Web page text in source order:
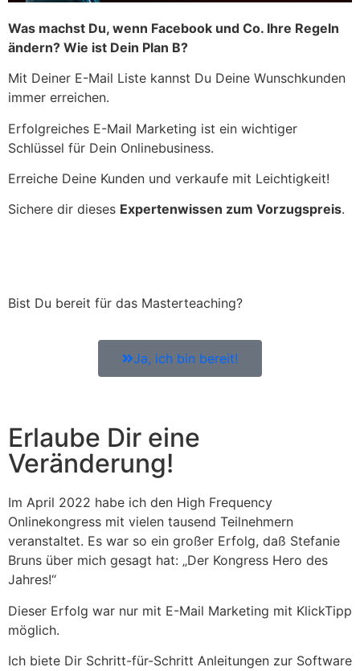
Was machst Du, wenn Facebook und Co. Ihre Regeln
ändern? Wie ist Dein Plan B?
Mit Deiner E-Mail Liste kannst Du Deine Wunschkunden
immer erreichen.
Erfolgreiches E-Mail Marketing ist ein wichtiger
Schlüssel für Dein Onlinebusiness.
Erreiche Deine Kunden und verkaufe mit Leichtigkeit!
Sichere dir dieses Expertenwissen zum Vorzugspreis.
Bist Du bereit für das Masterteaching?
Ja, ich bin bereit!
Erlaube Dir eine
Veränderung!
Im April 2022 habe ich den High Frequency
Onlinekongress mit vielen tausend Teilnehmern
veranstaltet. Es war so ein großer Erfolg, daß Stefanie
Bruns über mich gesagt hat: „Der Kongress Hero des
Jahres!“
Dieser Erfolg war nur mit E-Mail Marketing mit KlickTipp
möglich.
Ich biete Dir Schritt-für-Schritt Anleitungen zur Software